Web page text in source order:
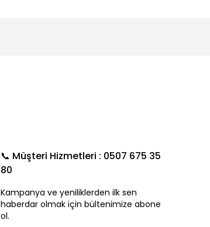
📞 Müşteri Hizmetleri : 0507 675 35
80
Kampanya ve yeniliklerden ilk sen
haberdar olmak için bültenimize abone
ol.